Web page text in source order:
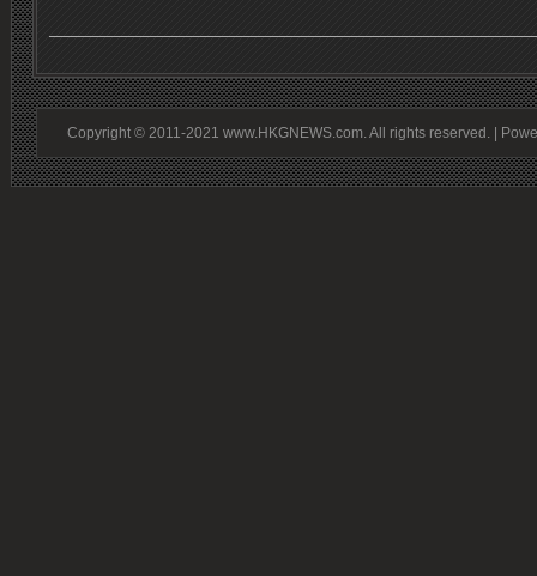
Copyright © 2011-2021 www.HKGNEWS.com. All rights reserved. |